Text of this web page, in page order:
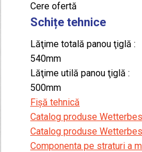
Cere ofertă
Schițe tehnice
Lăţime totală panou ţiglă :
540mm
Lăţime utilă panou ţiglă :
500mm
Fișă tehnică
Catalog produse
Catalog produse
Componenta pe straturi a